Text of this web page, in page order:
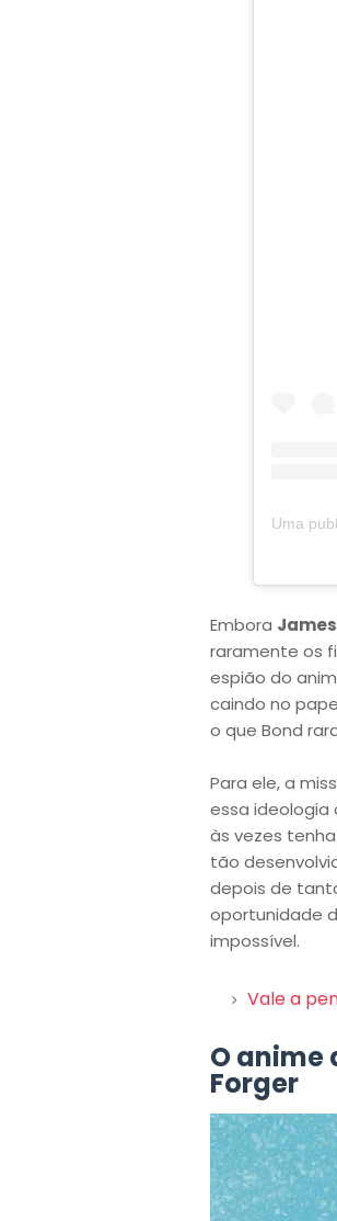
Embora
raramente os
espião do
caindo no
o que Bond
Para ele, a
essa ideologia
às vezes
tão
depois de
oportunidade
impossível.
Vale a
O anime
Forger